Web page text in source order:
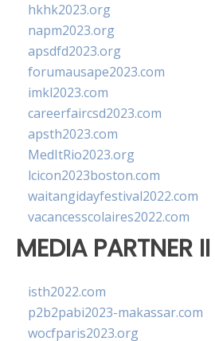
hkhk2023.org
napm2023.org
apsdfd2023.org
forumausape2023.com
imkl2023.com
careerfaircsd2023.com
apsth2023.com
MedItRio2023.org
lcicon2023boston.com
waitangidayfestival2022.com
vacancesscolaires2022.com
MEDIA PARTNER II
isth2022.com
p2b2pabi2023-makassar.com
wocfparis2023.org